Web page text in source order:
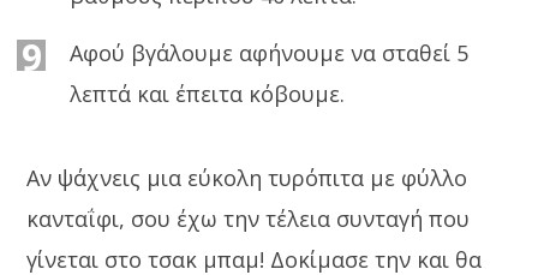
9
Αφού βγάλουμε αφήνουμε να σταθεί 5
λεπτά και έπειτα κόβουμε.
Αν ψάχνεις μια εύκολη τυρόπιτα με φύλλο
κανταΐφι, σου έχω την τέλεια συνταγή που
γίνεται στο τσακ μπαμ! Δοκίμασε την και θα